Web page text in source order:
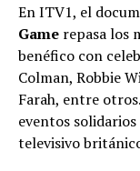
En ITV1, el
Game repasa los
benéfico con
Colman, Robbie
Farah, entre
eventos
televisivo